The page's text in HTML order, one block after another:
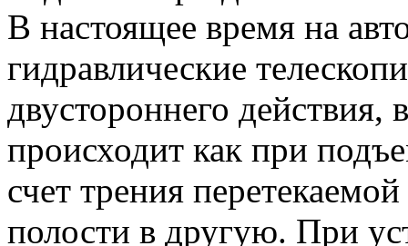
В настоящее время на
гидравлические
двустороннего
происходит как при
счет трения
полости в другую. При